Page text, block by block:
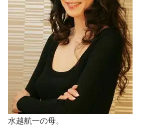
水越航一の母。